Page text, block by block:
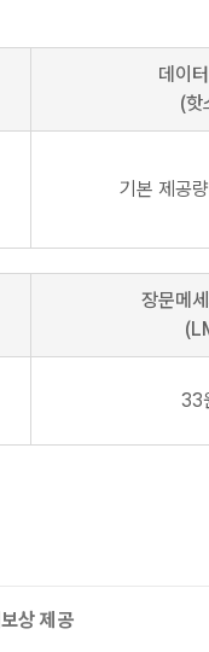
데이
(핫
기본 제공
장문메
33
상 제공